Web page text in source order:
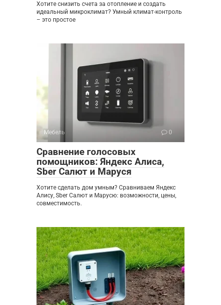
Хотите снизить счета за отопление и создать
идеальный микроклимат? Умный климат-контроль
– это простое
Мебель 0
Сравнение голосовых
помощников: Яндекс Алиса,
Sber Салют и Маруся
Хотите сделать дом умным? Сравниваем Яндекс
Алису, Sber Салют и Марусю: возможности, цены,
совместимость.